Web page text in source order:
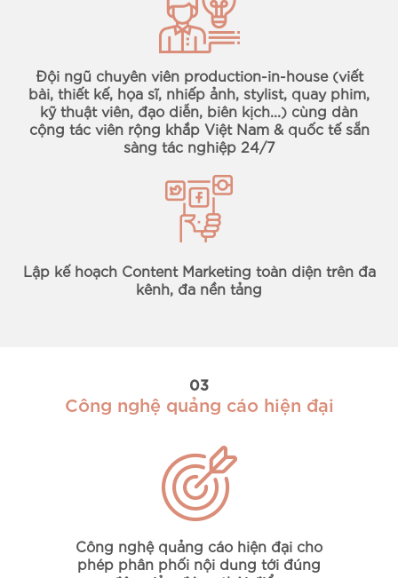
Đội ngũ chuyên viên production-in-house (viết
bài, thiết kế, họa sĩ, nhiếp ảnh, stylist, quay phim,
kỹ thuật viên, đạo diễn, biên kịch...) cùng dàn
cộng tác viên rộng khắp Việt Nam & quốc tế sẵn
sàng tác nghiệp 24/7
Lập kế hoạch Content Marketing toàn diện trên đa
kênh, đa nền tảng
03
Công nghệ quảng cáo hiện đại
Công nghệ quảng cáo hiện đại cho
phép phân phối nội dung tới đúng